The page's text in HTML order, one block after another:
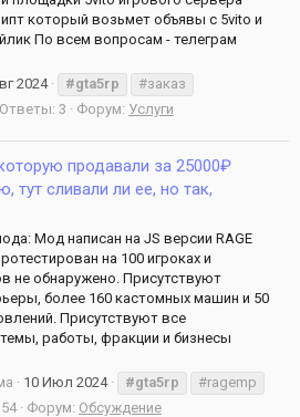
который возьмет объявы с 5vito и
По всем вопросам - телеграм
2024 #gta5rp
#заказ
Ответы: 3 Форум: Услуги
продавали за 25000₽
тут сливали ли ее, но так,
Мод написан на JS версии RAGE
на 100 игроках и
не обнаружено. Присутствуют
более 160 кастомных машин и 50
Присутствуют все
работы, фракции и бизнесы
10 Июл 2024 #gta5rp
#ragemp
Форум: Обсуждение